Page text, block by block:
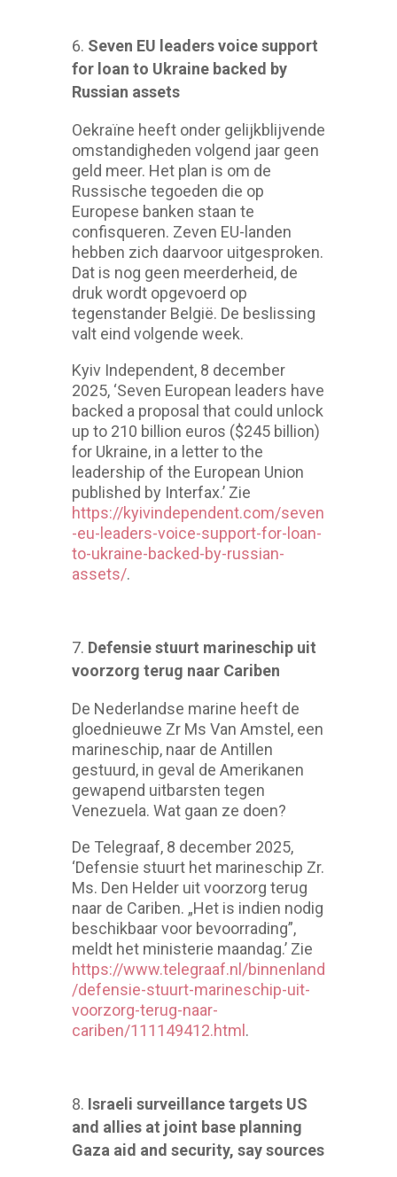
Seven EU leaders voice support
for loan to Ukraine backed by
Russian assets
Oekraïne heeft onder gelijkblijvende
omstandigheden volgend jaar geen
geld meer. Het plan is om de
Russische tegoeden die op
Europese banken staan te
confisqueren. Zeven EU-landen
hebben zich daarvoor uitgesproken.
Dat is nog geen meerderheid, de
druk wordt opgevoerd op
tegenstander België. De beslissing
valt eind volgende week.
Kyiv Independent, 8 december
2025, ‘Seven European leaders have
backed a proposal that could unlock
up to 210 billion euros ($245 billion)
for Ukraine, in a letter to the
leadership of the European Union
published by Interfax.’ Zie
https://kyivindependent.com/seven
-eu-leaders-voice-support-for-loan-
to-ukraine-backed-by-russian-
assets/.
Defensie stuurt marineschip uit
voorzorg terug naar Cariben
De Nederlandse marine heeft de
gloednieuwe Zr Ms Van Amstel, een
marineschip, naar de Antillen
gestuurd, in geval de Amerikanen
gewapend uitbarsten tegen
Venezuela. Wat gaan ze doen?
De Telegraaf, 8 december 2025,
‘Defensie stuurt het marineschip Zr.
Ms. Den Helder uit voorzorg terug
naar de Cariben. „Het is indien nodig
beschikbaar voor bevoorrading”,
meldt het ministerie maandag.’ Zie
https://www.telegraaf.nl/binnenland
/defensie-stuurt-marineschip-uit-
voorzorg-terug-naar-
cariben/111149412.html .
Israeli surveillance targets US
and allies at joint base planning
Gaza aid and security, say sources